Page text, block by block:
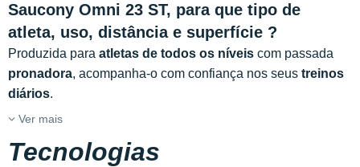
Saucony Omni 23 ST, para que tipo de
atleta, uso, distância e superfície ?
Produzida para atletas de todos os níveis com passada
pronadora, acompanha-o com confiança nos seus treinos
diários.
Ver mais
Tecnologias